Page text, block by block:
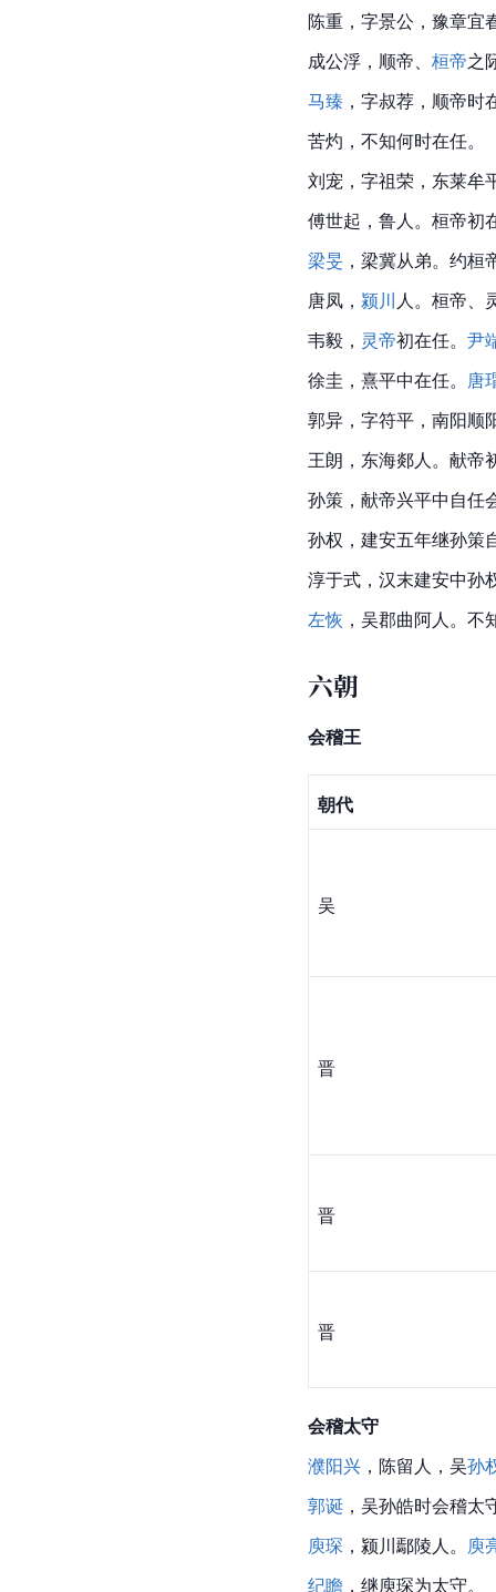
陈重 ，字景公， 豫章宜
成公浮，顺帝、 桓帝之
马臻 ，字叔荐，顺帝时
苦灼，不知何时在任。
刘宠 ，字祖荣，东莱
傅世起， 鲁人。桓帝初
梁旻 ， 梁冀从弟。约桓
唐凤， 颍川 人。桓帝、
韦毅， 灵帝初在任。 尹
徐圭，熹平中在任。 唐
郭异， 字符平，南阳顺
王朗 ，东海郯人。献帝
孙策，献帝兴平中自任
孙权 ，建安五年继孙策
淳于式 ，汉末建安中孙
左恢 ，吴郡曲阿人。不
六朝
会稽王
朝代
吴
晋
晋
晋
会稽太守
濮阳兴 ，陈留人，吴孙
郭诞 ，吴孙皓时会稽
庾琛 ，颍川鄢陵人。 庾
纪瞻 ，继庾琛为太守。